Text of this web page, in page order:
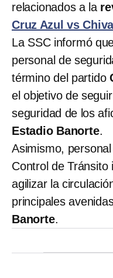
relacionados a la
Cruz Azul vs
La SSC informó
personal de
término del partido
el objetivo de
seguridad de los
Estadio Banorte.
Asimismo,
Control de
agilizar la
principales
Banorte.